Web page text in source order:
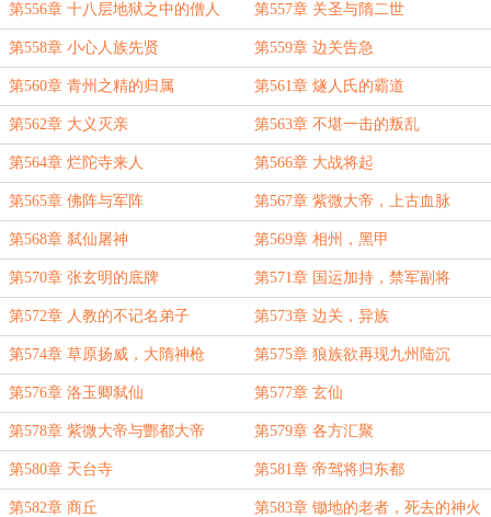
第556章 十八层地狱之中的僧人 第557章 关圣与隋二世
第558章 小心人族先贤 第559章 边关告急
第560章 青州之精的归属 第561章 燧人氏的霸道
第562章 大义灭亲 第563章 不堪一击的叛乱
第564章 烂陀寺来人 第566章 大战将起
第565章 佛阵与军阵 第567章 紫微大帝，上古血脉
第568章 弑仙屠神 第569章 相州，黑甲
第570章 张玄明的底牌 第571章 国运加持，禁军副将
第572章 人教的不记名弟子 第573章 边关，异族
第574章 草原扬威，大隋神枪 第575章 狼族欲再现九州陆沉
第576章 洛玉卿弑仙 第577章 玄仙
第578章 紫微大帝与酆都大帝 第579章 各方汇聚
第580章 天台寺 第581章 帝驾将归东都
第582章 商丘 第583章 锄地的老者，死去的神火